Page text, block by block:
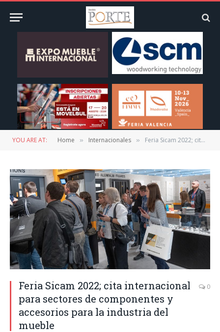
YOU ARE AT: Home » Internacionales » Feria Sicam 2022; cita internacional para sectores de componentes y accesorios para la industria del mueble
Feria Sicam 2022; cita internacional
para sectores de componentes y
accesorios para la industria del
mueble
0